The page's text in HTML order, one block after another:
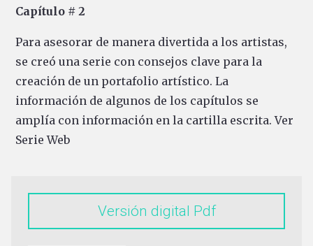
Capítulo # 2
Para asesorar de manera divertida a los artistas,
se creó una serie con consejos clave para la
creación de un portafolio artístico. La
información de algunos de los capítulos se
amplía con información en la cartilla escrita.Ver
Serie Web
Versión digital